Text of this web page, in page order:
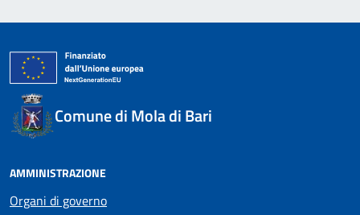
Comune di Mola di Bari
AMMINISTRAZIONE
Organi di governo